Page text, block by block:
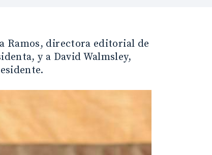
Ramos, directora editorial de
y a David Walmsley,